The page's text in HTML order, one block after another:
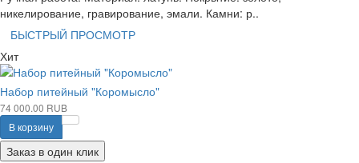
никелирование, гравирование, эмали. Камни: р..
БЫСТРЫЙ ПРОСМОТР
Хит
Набор питейный "Коромысло"
74 000.00 RUB
В корзину
Заказ в один клик